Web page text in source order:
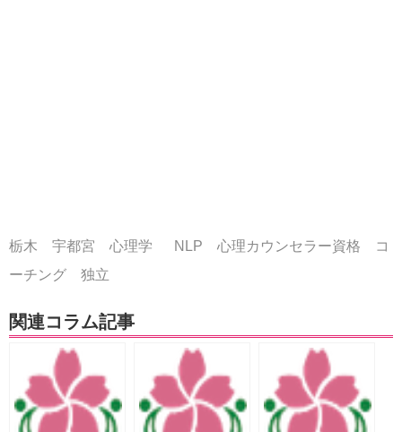
栃木 宇都宮 心理学 NLP 心理カウンセラー資格 コ
ーチング 独立
関連コラム記事